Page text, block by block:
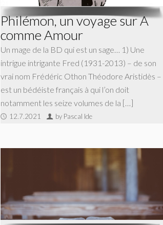
Philémon, un voyage sur A
comme Amour
Un mage de la BD qui est un sage… 1) Une
intrigue intrigante Fred (1931-2013) – de son
vrai nom Frédéric Othon Théodore Aristidès –
est un bédéiste français à qui l’on doit
notamment les seize volumes de la […]
12.7.2021 by Pascal Ide